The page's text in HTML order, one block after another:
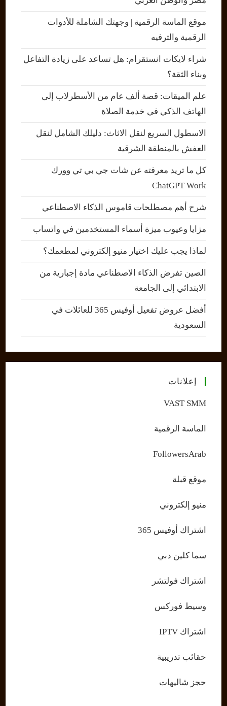
موقع الماسة الرقمية | وجهتك الشاملة للأدوات
الرقمية والترفيه
شراء لايكات انستقرام: هل تساعد على زيادة التفاعل
وبناء الثقة؟
علم الميقات: قصة ألف عام من الأسطرلاب إلى
الهاتف الذكي في خدمة الصلاة
الاسطول السريع لنقل الاثاث: دليلك الشامل لنقل
العفش بالمنطقة الشرقية
كل ما تريد معرفته عن شات جي بي تي وورك
ChatGPT Work
شرح أهم مصطلحات قاموس الذكاء الاصطناعي
مزايا وعيوب ميزة أسماء المستخدمين في واتساب
لماذا يجب عليك اختيار منيو إلكتروني لمطعمك؟
الصين تفرض الذكاء الاصطناعي مادة إجبارية من
الابتدائي إلى الجامعة
أفضل عروض تفعيل أوفيس 365 للعائلات في
السعودية
إعلانات
VAST SMM
الماسة الرقمية
FollowersArab
موقع قبلة
منيو إلكتروني
اشتراك أوفيس 365
سما كلين دبي
اشتراك فولتشر
وسيط فوركس
اشتراك IPTV
حقائب تدريبية
حجز شاليهات